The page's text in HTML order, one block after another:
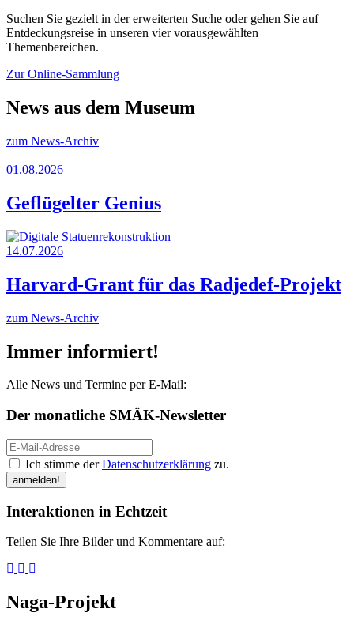
Suchen Sie gezielt in der erweiterten Suche oder gehen Sie auf
Entdeckungsreise in unseren vier vorausgewählten
Themenbereichen.
Zur Online-Sammlung
News aus dem Museum
zum News-Archiv
01.08.2026
Geflügelter Genius
14.07.2026
Harvard-Grant für das Radjedef-Projekt
zum News-Archiv
Immer informiert!
Alle News und Termine per E-Mail:
Der monatliche SMÄK-Newsletter
Ich stimme derDatenschutzerklärung zu.
anmelden!
Interaktionen in Echtzeit
Teilen Sie Ihre Bilder und Kommentare auf:
Naga-Projekt